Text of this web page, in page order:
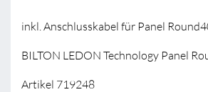
inkl. Anschlusskabel für Panel
BILTON LEDON Technology Panel
Artikel 719248